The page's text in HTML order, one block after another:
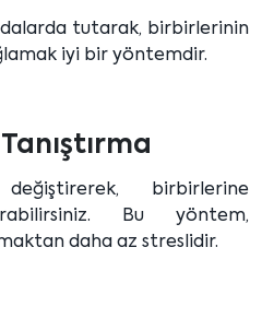
tutarak, birbirlerinin
iyi bir yöntemdir.
birbirlerine
Bu yöntem,
daha az streslidir.